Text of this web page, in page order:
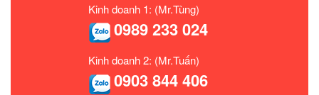
Kinh doanh 1: (Mr.Tùng)
0989 233 024
Kinh doanh 2: (Mr.Tuấn)
0903 844 406